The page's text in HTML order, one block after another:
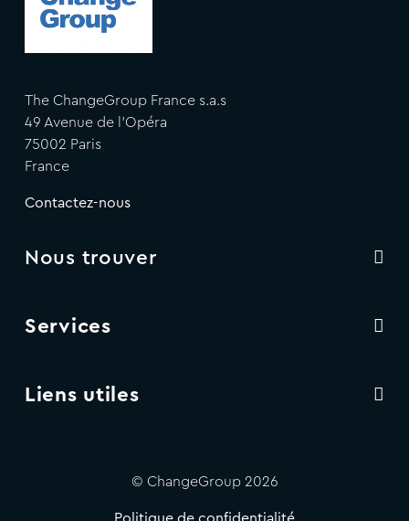
The ChangeGroup France s.a.s
49 Avenue de l'Opéra
75002 Paris
France
Contactez-nous
Nous trouver
Services
Liens utiles
© ChangeGroup 2026